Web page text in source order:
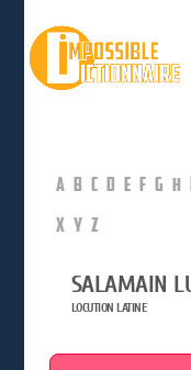
A B C D E F G H
X Y Z
SALAMAIN
LOCUTION LATINE